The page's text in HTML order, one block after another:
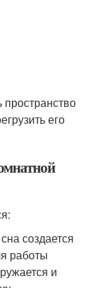
пространство
его
создается
работы
и